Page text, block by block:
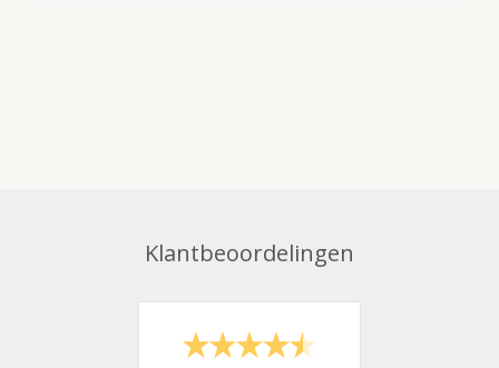
Klantbeoordelingen